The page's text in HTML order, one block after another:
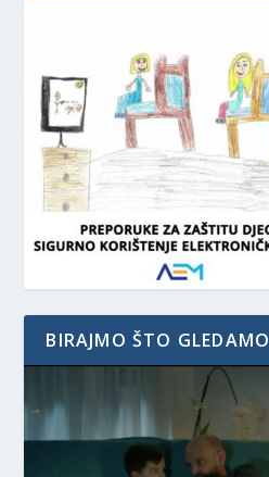
BIRAJMO ŠTO GLEDAMO